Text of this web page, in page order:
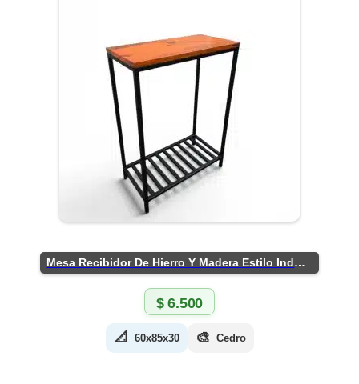
Mesa Recibidor De Hierro Y Madera Estilo Industrial
$6.500
📐 60x85x30 🎨 Cedro